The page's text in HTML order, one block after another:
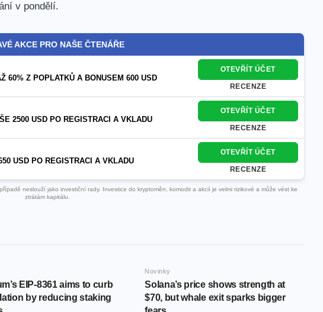
v pondělí.
AKCE PRO NAŠE ČTENÁŘE
60% Z POPLATKŮ A BONUSEM 600 USD
OTEVŘÍT ÚČET
RECENZE
2500 USD PO REGISTRACI A VKLADU
OTEVŘÍT ÚČET
RECENZE
USD PO REGISTRACI A VKLADU
OTEVŘÍT ÚČET
RECENZE
neslouží jako investiční rady. Investice do kryptoměn, komodit a akcií je velmi rizikové a může vést ke
ztrátám kapitálu.
EIP-8361 aims to curb
by reducing staking
Novinky
Solana’s price shows strength at
$70, but whale exit sparks bigger